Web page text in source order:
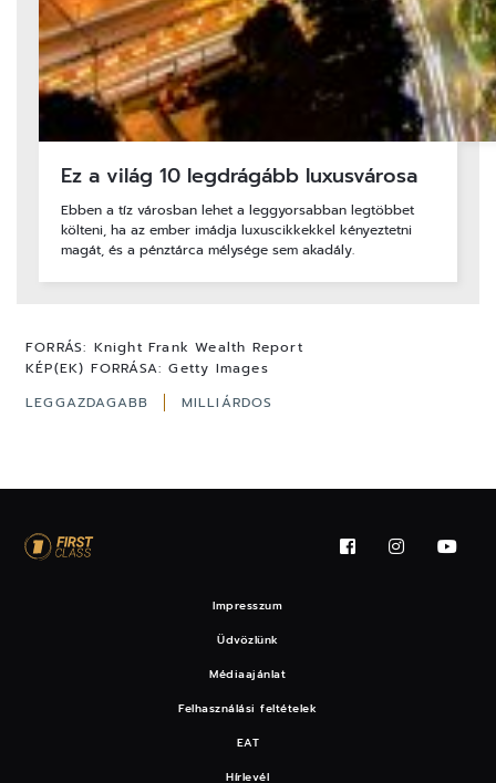
Ez a világ 10 legdrágább luxusvárosa
Ebben a tíz városban lehet a leggyorsabban legtöbbet
költeni, ha az ember imádja luxuscikkekkel kényeztetni
magát, és a pénztárca mélysége sem akadály.
FORRÁS: Knight Frank Wealth Report
KÉP(EK) FORRÁSA: Getty Images
LEGGAZDAGABB
MILLIÁRDOS
Impresszum
Üdvözlünk
Médiaajánlat
Felhasználási feltételek
EAT
Hírlevél